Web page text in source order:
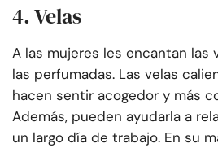
4. Velas
A las mujeres les encantan las
las perfumadas. Las velas
hacen sentir acogedor y más
Además, pueden ayudarla a
un largo día de trabajo. En su